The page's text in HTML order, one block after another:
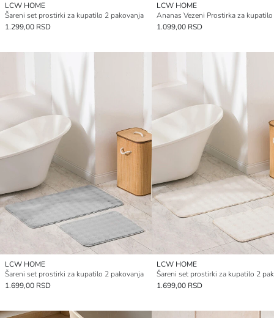
LCW HOME
Šareni set prostirki za kupatilo 2 pakovanja
1.299,00 RSD
LCW HOME
1.099,00 RSD
LCW HOME
Šareni set prostirki za kupatilo 2 pakovanja
1.699,00 RSD
LCW HOME
Šareni set prostirki za kupatilo 2
1.699,00 RSD